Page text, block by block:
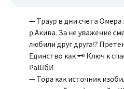
— Траур в дни счета Омера
р.Акива. За не уважение
любили друг друга!?
Единство как 🗝 Ключ к
РаШбИ
— Тора как источник